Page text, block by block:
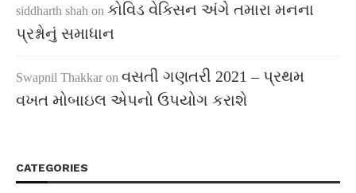
siddharth shah on કોવિડ વેક્સિન અંગે તમારા મનના
પ્રશ્નોનું સમાધાન
Swapnil Thakkar on વસતી ગણતરી 2021 – પ્રથમ
વખત મોબાઇલ એપનો ઉપયોગ કરાશે
CATEGORIES